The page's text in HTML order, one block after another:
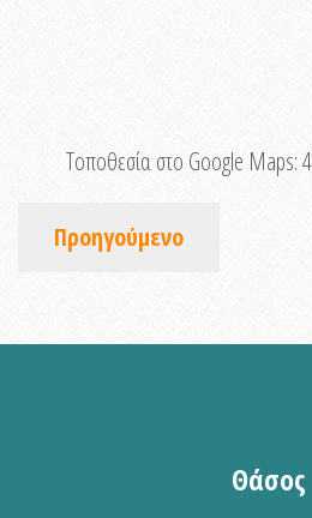
Τοποθεσία στο Google Maps:
Προηγούμενο
Θάσος